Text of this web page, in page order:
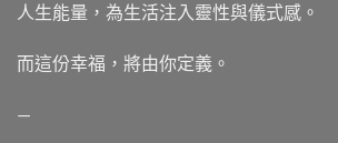
人生能量，為生活注入靈性與儀式感。
而這份幸福，將由你定義。
—